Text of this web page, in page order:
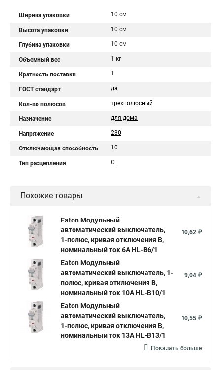
Ширина упаковки 10 см
Высота упаковки 10 см
Глубина упаковки 10 см
Объемный вес 1 кг
Кратность поставки 1
ГОСТ стандарт да
Кол-во полюсов трехполюсный
Назначение для дома
Напряжение 230
Отключающая способность 10
Тип расцепления C
Похожие товары
Eaton Модульный
автоматический выключатель,
1-полюс, кривая отключения B,
номинальный ток 6А HL-B6/1
10,62 ₽
Eaton Модульный
автоматический выключатель, 1-
полюс, кривая отключения B,
номинальный ток 10А HL-B10/1
9,04 ₽
Eaton Модульный
автоматический выключатель,
1-полюс, кривая отключения B,
номинальный ток 13А HL-B13/1
10,55 ₽
Показать больше